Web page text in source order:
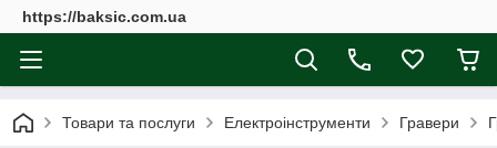
https://baksic.com.ua
Товари та послуги Електроінструменти Гравери